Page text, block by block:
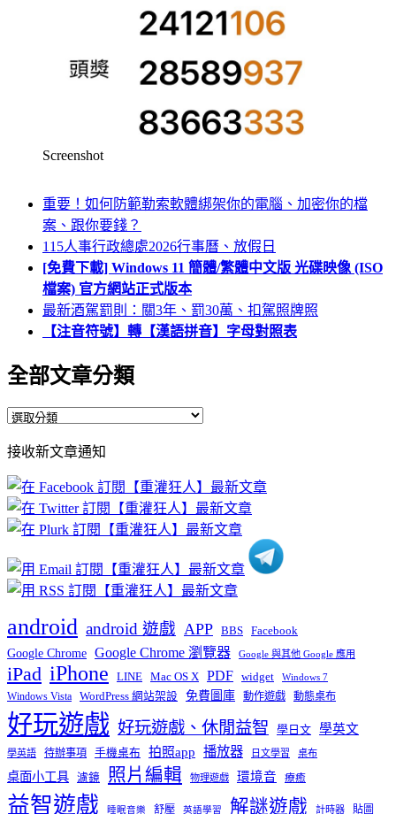
Screenshot
重要！如何防範勒索軟體綁架你的電腦、加密你的檔
案、跟你要錢？
115人事行政總處2026行事曆、放假日
[免費下載] Windows 11 簡體/繁體中文版 光碟映像 (ISO
檔案) 官方網站正式版本
最新酒駕罰則：關3年、罰30萬、扣駕照牌照
【注音符號】轉【漢語拼音】字母對照表
全部文章分類
全
文
章
分
類
接收新文章通知
android android 遊戲 APP BBS Facebook
Google Chrome Google Chrome 瀏覽器 Google 與其他 Google 應用
iPad iPhone LINE Mac OS X PDF widget Windows 7
Windows Vista WordPress 網站架設 免費圖庫 動作遊戲 動態桌布
好玩遊戲 好玩遊戲、休閒益智 學日文 學英文
學英語 待辦事項 手機桌布 拍照app 播放器 日文學習 桌布
桌面小工具 濾鏡 照片編輯 物理遊戲 環境音 療癒
益智遊戲 睡眠音樂 舒壓 英語學習 解謎遊戲 計時器 貼圖